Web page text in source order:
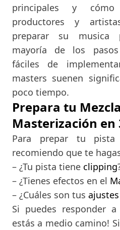
principales y cómo
productores y
preparar su musica
mayoría de los
fáciles de
masters suenen
poco tiempo.
Prepara tu
Masterización en
Para prepar tu
recomiendo que te
– ¿Tu pista tiene clipping
– ¿Tienes efectos en el
– ¿Cuáles son tus
Si puedes responder a
estás a medio camino!